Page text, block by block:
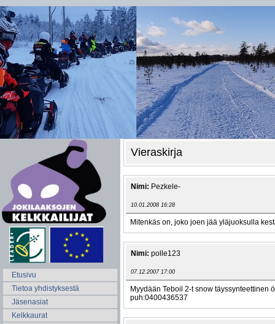
Etusivu
Tietoa yhdistyksestä
Jäsenasiat
Kelkkaurat
Vieraskirja
Nimi: Pezkele-
10.01.2008 16:28
Mitenkäs on, joko joen jää yläjuoksulla
Nimi: polle123
07.12.2007 17:00
Myydään Teboil 2-t snow täyssynteettinen
puh:0400436537